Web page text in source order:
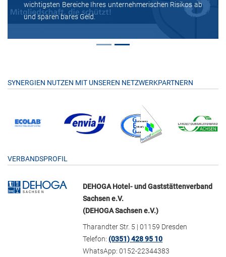
wichtigsten Bereiche Ihres unternehmerischen Risikos ab
und sparen bares Geld.
SYNERGIEN NUTZEN MIT UNSEREN NETZWERKPARTNERN
VERBANDSPROFIL
DEHOGA Hotel- und Gaststättenverband
Sachsen e.V.
(DEHOGA Sachsen e.V.)
Tharandter Str. 5 | 01159 Dresden
Telefon:(0351) 428 95 10
WhatsApp: 0152-22344383